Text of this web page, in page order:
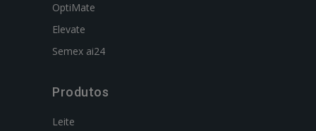
OptiMate
Elevate
Semex ai24
Produtos
Leite